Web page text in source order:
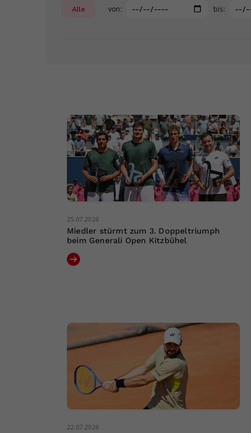
Alle von: bis:
25.07.2026
Miedler stürmt zum 3. Doppeltriumph
beim Generali Open Kitzbühel
22.07.2026